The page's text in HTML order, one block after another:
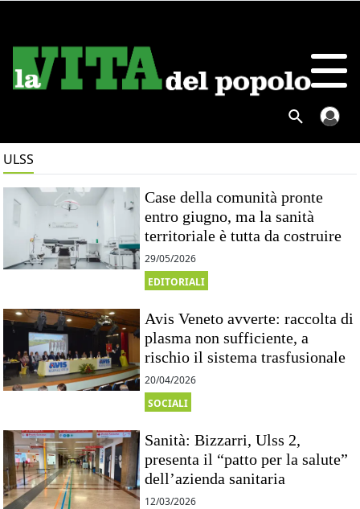
ULSS
Case della comunità pronte
entro giugno, ma la sanità
territoriale è tutta da costruire
29/05/2026
EDITORIALI
Avis Veneto avverte: raccolta di
plasma non sufficiente, a
rischio il sistema trasfusionale
20/04/2026
SOCIALI
Sanità: Bizzarri, Ulss 2,
presenta il “patto per la salute”
dell’azienda sanitaria
12/03/2026